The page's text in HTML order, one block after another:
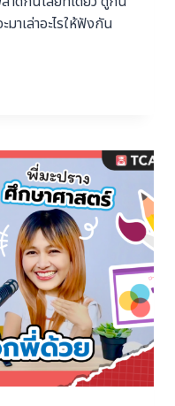
าเล่าอะไรให้ฟังกัน